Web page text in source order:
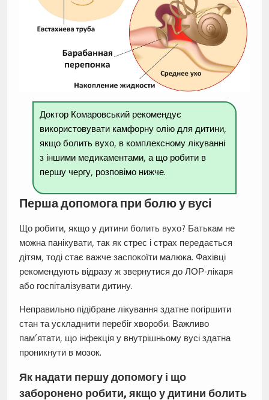
Доктор Комаровський рекомендує
використовувати камфорну олію для дитини,
якщо болить вухо, в комплексному лікуванні
з іншими медикаментами, а що робити в
першу чергу, розповімо нижче.
Перша допомога при болю у вусі
Що робити, якщо у дитини болить вухо? Батькам не
можна панікувати, так як стрес і страх передається
дітям, тоді стає важче заспокоїти малюка. Фахівці
рекомендують відразу ж звернутися до ЛОР-лікаря
або госпіталізувати дитину.
Неправильно підібране лікування здатне погіршити
стан та ускладнити перебіг хвороби. Важливо
пам’ятати, що інфекція у внутрішньому вусі здатна
проникнути в мозок.
Як надати першу допомогу і що
заборонено робити, якщо у дитини болить